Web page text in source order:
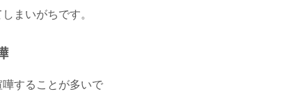
まいがちです。
することが多いで